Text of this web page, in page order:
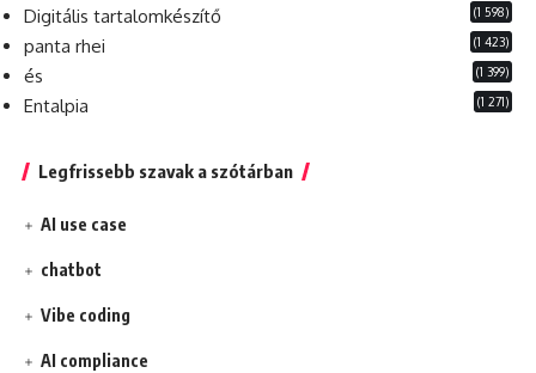
Digitális tartalomkészítő (1 598)
panta rhei (1 423)
és (1 399)
Entalpia (1 271)
Legfrissebb szavak a szótárban
AI use case
chatbot
Vibe coding
AI compliance